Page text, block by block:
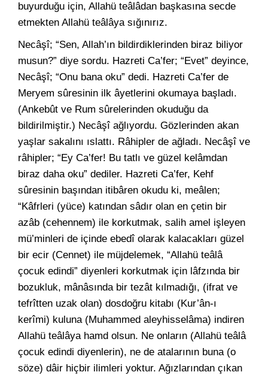
buyurduğu için, Allahü teâlâdan başkasına secde
etmekten Allahü teâlâya sığınırız.
Necâşî; “Sen, Allah’ın bildirdiklerinden biraz biliyor
musun?” diye sordu. Hazreti Ca’fer; “Evet” deyince,
Necâşî; “Onu bana oku” dedi. Hazreti Ca’fer de
Meryem sûresinin ilk âyetlerini okumaya başladı.
(Ankebût ve Rum sûrelerinden okuduğu da
bildirilmiştir.) Necâşî ağlıyordu. Gözlerinden akan
yaşlar sakalını ıslattı. Râhipler de ağladı. Necâşî ve
râhipler; “Ey Ca’fer! Bu tatlı ve güzel kelâmdan
biraz daha oku” dediler. Hazreti Ca’fer, Kehf
sûresinin başından itibâren okudu ki, meâlen;
“Kâfrleri (yüce) katından sâdır olan en çetin bir
azâb (cehennem) ile korkutmak, salih amel işleyen
mü’minleri de içinde ebedî olarak kalacakları güzel
bir ecir (Cennet) ile müjdelemek, “Allahü teâlâ
çocuk edindi” diyenleri korkutmak için lâfzında bir
bozukluk, mânâsında bir tezât kılmadığı, (ifrat ve
tefrîtten uzak olan) dosdoğru kitabı (Kur’ân-ı
kerîmi) kuluna (Muhammed aleyhisselâma) indiren
Allahü teâlâya hamd olsun. Ne onların (Allahü teâlâ
çocuk edindi diyenlerin), ne de atalarının buna (o
söze) dâir hiçbir ilimleri yoktur. Ağızlarından çıkan